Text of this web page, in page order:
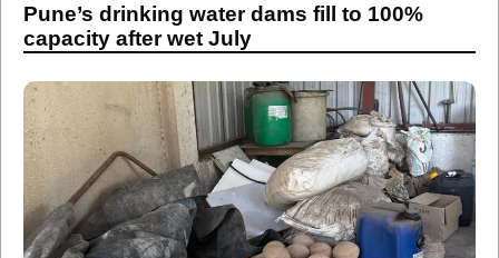
Pune’s drinking water dams fill to 100%
capacity after wet July